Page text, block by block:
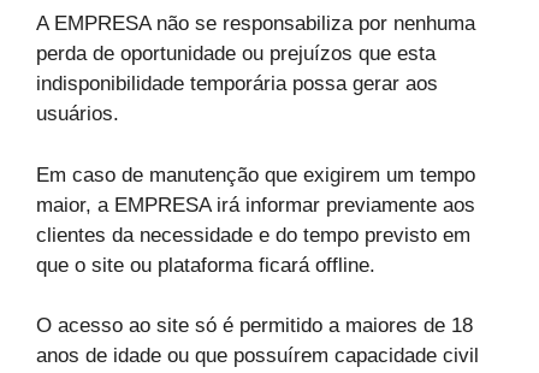
A EMPRESA não se responsabiliza por nenhuma
perda de oportunidade ou prejuízos que esta
indisponibilidade temporária possa gerar aos
usuários.
Em caso de manutenção que exigirem um tempo
maior, a EMPRESA irá informar previamente aos
clientes da necessidade e do tempo previsto em
que o site ou plataforma ficará offline.
O acesso ao site só é permitido a maiores de 18
anos de idade ou que possuírem capacidade civil